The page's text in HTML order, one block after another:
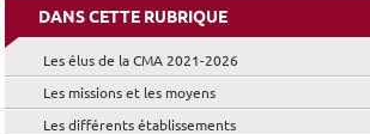
DANS CETTE RUBRIQUE
Les élus de la CMA 2021-2026
Les missions et les moyens
Les différents établissements